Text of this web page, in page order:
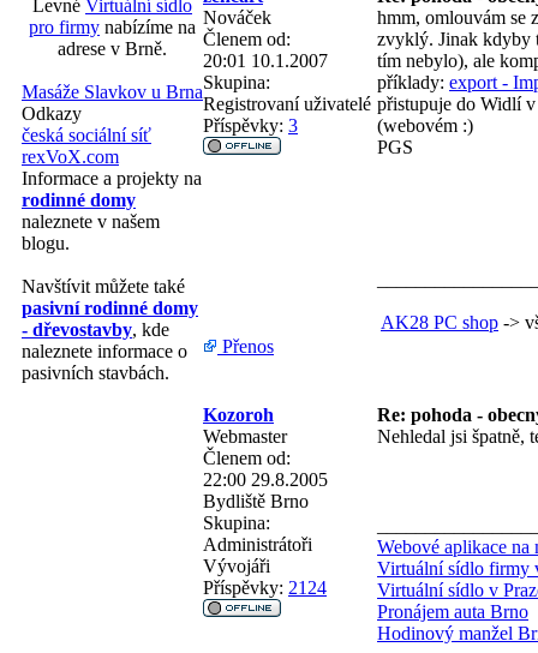
Levné Virtuální sídlo
pro firmy nabízíme na
adrese v Brně.
Masáže Slavkov u Brna
Odkazy
česká sociální síť
rexVoX.com
Informace a projekty na
rodinné domy
naleznete v našem
blogu.
Navštívit můžete také
pasivní rodinné domy
- dřevostavby, kde
naleznete informace o
pasivních stavbách.
Nováček
Členem od:
20:01 10.1.2007
Skupina:
Registrovaní uživatelé
Příspěvky: 3
hmm, omlouvám se
zvyklý. Jinak kdyby
tím nebylo), ale
příklady: export -
přistupuje do Widlí
(webovém :)
PGS
AK28 PC shop ->
Přenos
Kozoroh
Re: pohoda -
Webmaster
Členem od:
22:00 29.8.2005
Bydliště Brno
Skupina:
Administrátoři
Vývojáři
Příspěvky: 2124
Nehledal jsi špatně,
Webové aplikace
Virtuální sídlo firmy
Virtuální sídlo v
Pronájem auta Brno
Hodinový manžel